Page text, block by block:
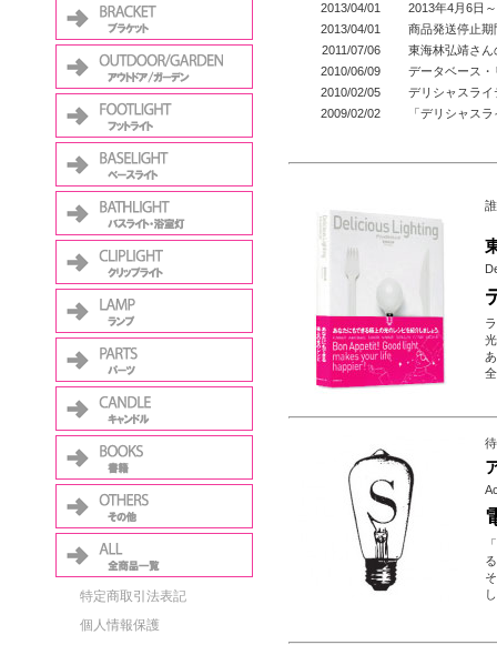
特定商取引法表記
個人情報保護
2013/04/01
2013年4月6日
2013/04/01
商品発送停止
2011/07/06
東海林弘靖さ
2010/06/09
データベース
2010/02/05
デリシャスラ
2009/02/02
「デリシャス